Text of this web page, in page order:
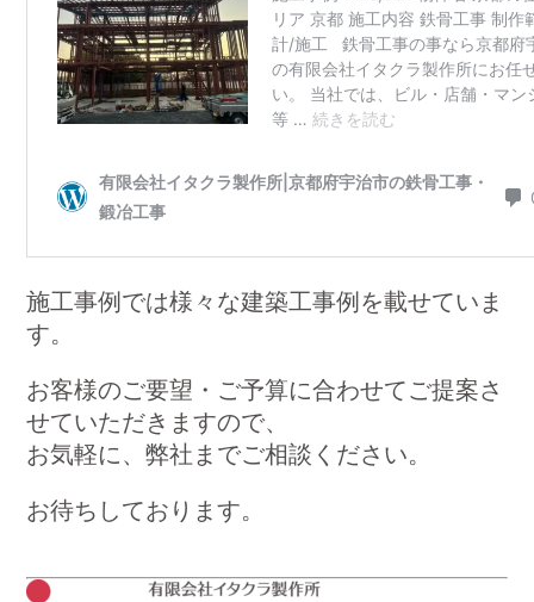
施工事例では様々な建築工事例を載せていま
す。
お客様のご要望・ご予算に合わせてご提案さ
せていただきますので、
お気軽に、弊社までご相談ください。
お待ちしております。